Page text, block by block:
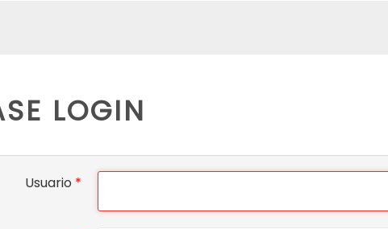
LOGIN
Usuario *